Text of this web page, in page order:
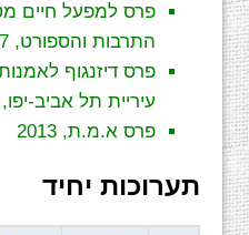
פרס למפעל חיים
התרבות והספורט, 2007
פרס דיזנגוף
עיריית תל אביב-יפו, 2011
פרס א.מ.ת, 2013
תערוכות יחיד